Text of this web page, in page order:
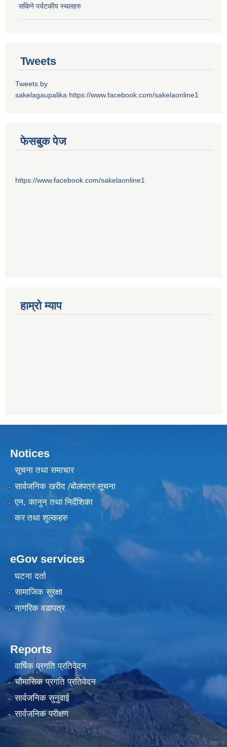
सकिने पर्यटकीय स्थलहरु
Tweets
Tweets by
sakelagaupalika https://www.facebook.com/sakelaonline1
फेसबुक पेज
https://www.facebook.com/sakelaonline1
हाम्राे म्याप
Notices
सूचना तथा समाचार
सार्वजनिक खरीद /बोलपत्र सूचना
एन, कानुन तथा निर्देशिका
कर तथा शुल्कहरु
eGov services
घटना दर्ता
सामाजिक सुरक्षा
नागरिक वडापत्र
Reports
वार्षिक प्रगति प्रतिवेदन
चौमासिक प्रगति प्रतिवेदन
सार्वजनिक सुनुवाई
सार्वजनिक परीक्षण